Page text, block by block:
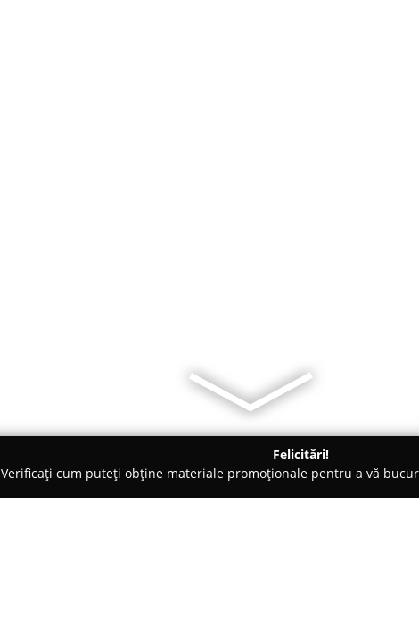
Felicitări!
Verificați cum puteți obține materiale promoționale pentru a vă